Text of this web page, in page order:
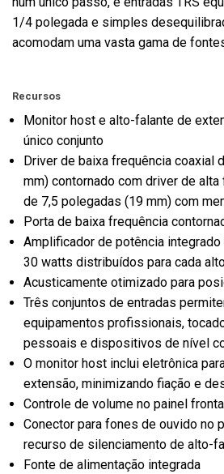
1/4 polegada e simples
acomodam uma vasta gama de
Recursos
Monitor host e alto-falante de
único conjunto
Driver de baixa frequência coaxial
mm) contornado com driver de
de 7,5 polegadas (19 mm) com
Porta de baixa frequência
Amplificador de potência
30 watts distribuídos para cada
Acusticamente otimizado para
Três conjuntos de entradas
equipamentos profissionais,
pessoais e dispositivos de nível
O monitor host inclui eletrônica
extensão, minimizando fiação e
Controle de volume no painel frontal
Conector para fones de ouvido no
recurso de silenciamento de alto-
Fonte de alimentação integrada